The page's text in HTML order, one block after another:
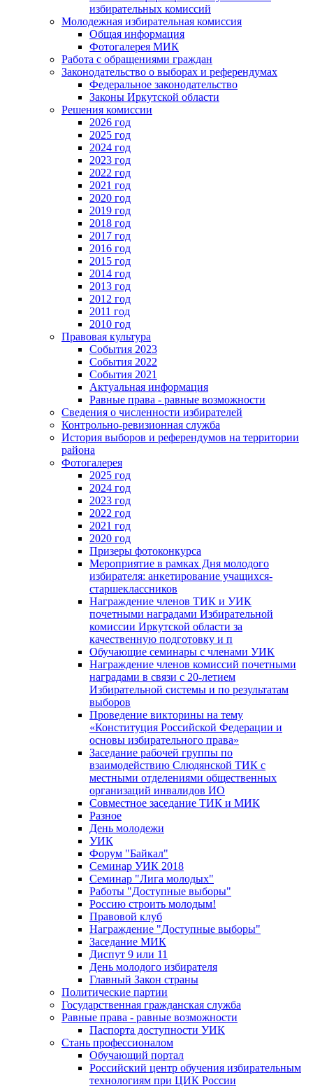
избирательных комиссий
Молодежная избирательная комиссия
Общая информация
Фотогалерея МИК
Работа с обращениями граждан
Законодательство о выборах и референдумах
Федеральное законодательство
Законы Иркутской области
Решения комиссии
2026 год
2025 год
2024 год
2023 год
2022 год
2021 год
2020 год
2019 год
2018 год
2017 год
2016 год
2015 год
2014 год
2013 год
2012 год
2011 год
2010 год
Правовая культура
События 2023
События 2022
События 2021
Актуальная информация
Равные права - равные возможности
Сведения о численности избирателей
Контрольно-ревизионная служба
История выборов и референдумов на территории
района
Фотогалерея
2025 год
2024 год
2023 год
2022 год
2021 год
2020 год
Призеры фотоконкурса
Мероприятие в рамках Дня молодого
избирателя: анкетирование учащихся-
старшеклассников
Награждение членов ТИК и УИК
почетными наградами Избирательной
комиссии Иркутской области за
качественную подготовку и п
Обучающие семинары с членами УИК
Награждение членов комиссий почетными
наградами в связи с 20-летием
Избирательной системы и по результатам
выборов
Проведение викторины на тему
«Конституция Российской Федерации и
основы избирательного права»
Заседание рабочей группы по
взаимодействию Слюдянской ТИК с
местными отделениями общественных
организаций инвалидов ИО
Совместное заседание ТИК и МИК
Разное
День молодежи
УИК
Форум "Байкал"
Семинар УИК 2018
Семинар "Лига молодых"
Работы "Доступные выборы"
Россию строить молодым!
Правовой клуб
Награждение "Доступные выборы"
Заседание МИК
Диспут 9 или 11
День молодого избирателя
Главный Закон страны
Политические партии
Государственная гражданская служба
Равные права - равные возможности
Паспорта доступности УИК
Стань профессионалом
Обучающий портал
Российский центр обучения избирательным
технологиям при ЦИК России